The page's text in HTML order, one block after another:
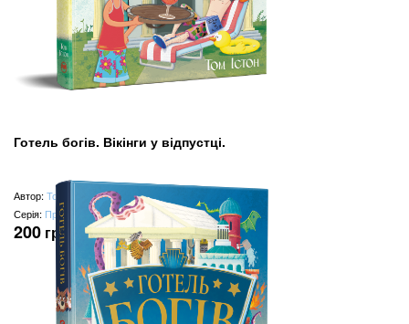
Готель богів. Вікінги у відпустці.
Автор:Том Істон
Серія: Пригодам час
200 грн